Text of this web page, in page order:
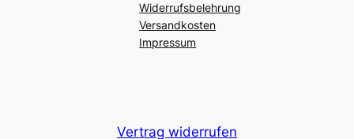
Widerrufsbelehrung
Versandkosten
Impressum
Vertrag widerrufen